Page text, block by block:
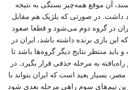
آن موقع همه‌چیز بستگی به نتیجه
داشت. در صورتی که بلژیک هم مقابل
در گروه دوم می‌شود و قطعا صعود
بازی برنده داشته باشد، ایران در
منتظر نتایج دیگر گروه‌ها باشد تا
در میان یکی از ۱۲ تیم راه‌یافته به مرحله حذفی قرار بگیرد. در
بسیار بعید است که ایران بتواند با
تیم‌های سوم راهی مرحله بعدی شود